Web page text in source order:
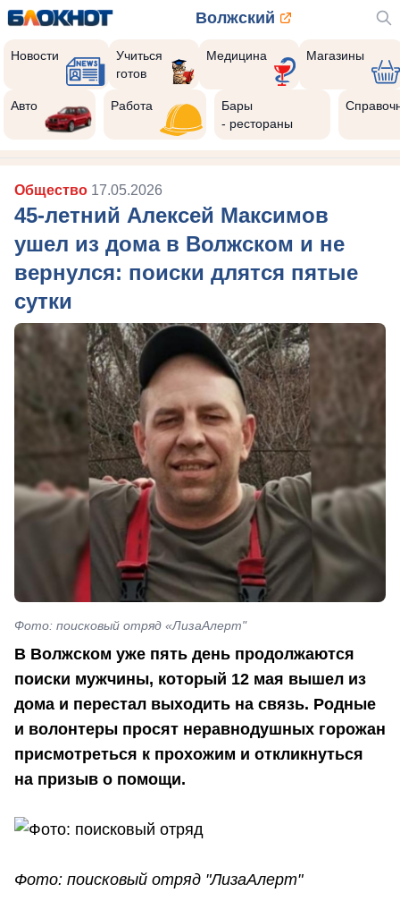
Волжский
Новости
Учиться
готов
Медицина Магазины
Авто Работа
Бары
- рестораны
Общество 17.05.2026
45-летний Алексей Максимов
ушел из дома в Волжском и не
вернулся: поиски длятся пятые
сутки
Фото: поисковый отряд «ЛизаАлерт"
В Волжском уже пять день продолжаются
поиски мужчины, который 12 мая вышел из
дома и перестал выходить на связь. Родные
и волонтеры просят неравнодушных горожан
присмотреться к прохожим и откликнуться
на призыв о помощи.
Фото: поисковый отряд "ЛизаАлерт"